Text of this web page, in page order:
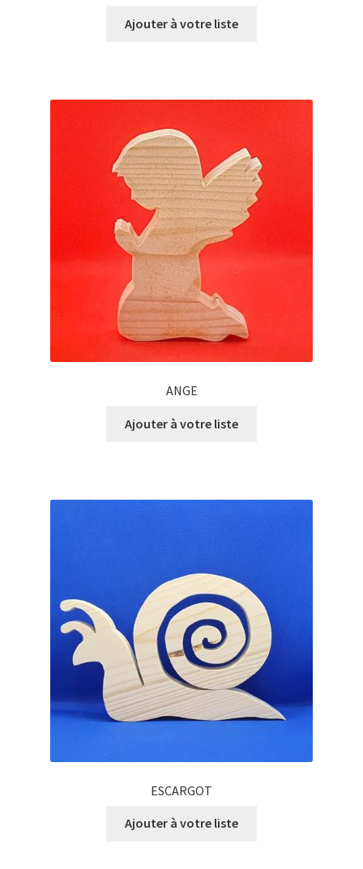
Ajouter à votre liste
ANGE
Ajouter à votre liste
ESCARGOT
Ajouter à votre liste